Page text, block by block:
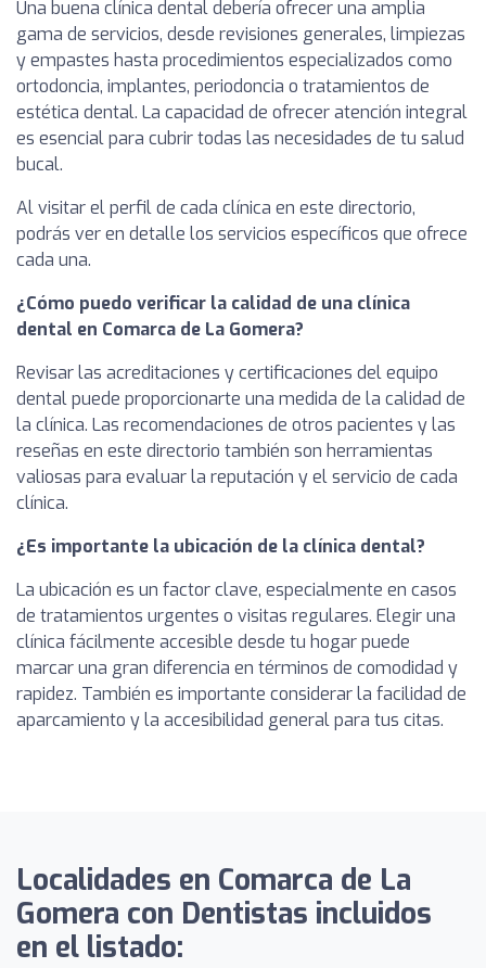
Una buena clínica dental debería ofrecer una amplia
gama de servicios, desde revisiones generales, limpiezas
y empastes hasta procedimientos especializados como
ortodoncia, implantes, periodoncia o tratamientos de
estética dental. La capacidad de ofrecer atención integral
es esencial para cubrir todas las necesidades de tu salud
bucal.
Al visitar el perfil de cada clínica en este directorio,
podrás ver en detalle los servicios específicos que ofrece
cada una.
¿Cómo puedo verificar la calidad de una clínica
dental en Comarca de La Gomera?
Revisar las acreditaciones y certificaciones del equipo
dental puede proporcionarte una medida de la calidad de
la clínica. Las recomendaciones de otros pacientes y las
reseñas en este directorio también son herramientas
valiosas para evaluar la reputación y el servicio de cada
clínica.
¿Es importante la ubicación de la clínica dental?
La ubicación es un factor clave, especialmente en casos
de tratamientos urgentes o visitas regulares. Elegir una
clínica fácilmente accesible desde tu hogar puede
marcar una gran diferencia en términos de comodidad y
rapidez. También es importante considerar la facilidad de
aparcamiento y la accesibilidad general para tus citas.
Localidades en Comarca de La
Gomera con Dentistas incluidos
en el listado: